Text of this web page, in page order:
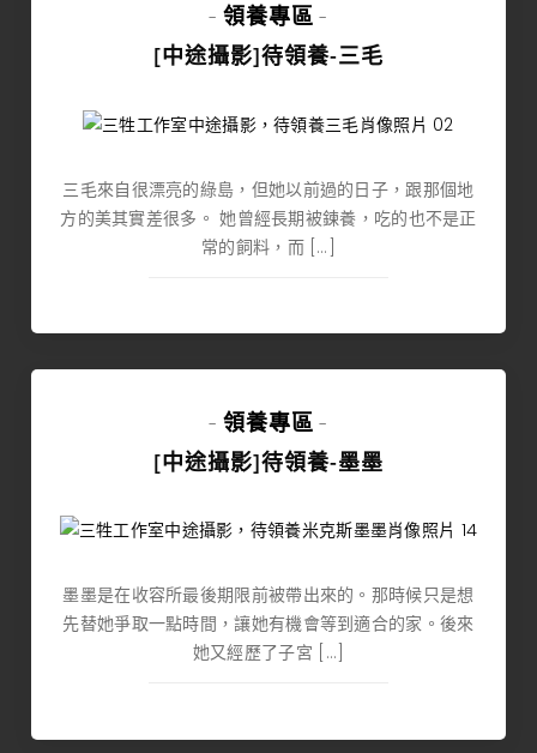
- 領養專區 -
[中途攝影]待領養-三毛
三毛來自很漂亮的綠島，但她以前過的日子，跟那個地
方的美其實差很多。 她曾經長期被鍊養，吃的也不是正
常的飼料，而 […]
- 領養專區 -
[中途攝影]待領養-墨墨
墨墨是在收容所最後期限前被帶出來的。那時候只是想
先替她爭取一點時間，讓她有機會等到適合的家。後來
她又經歷了子宮 […]